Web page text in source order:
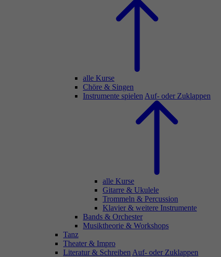
alle Kurse
Chöre & Singen
Instrumente spielen Auf- oder Zuklappen
alle Kurse
Gitarre & Ukulele
Trommeln & Percussion
Klavier & weitere Instrumente
Bands & Orchester
Musiktheorie & Workshops
Tanz
Theater & Impro
Literatur & Schreiben Auf- oder Zuklappen